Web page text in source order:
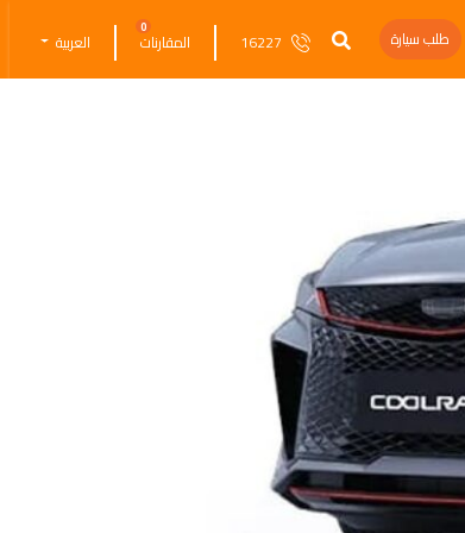
طلب سيارة 16227 المقارنات
0
العربية